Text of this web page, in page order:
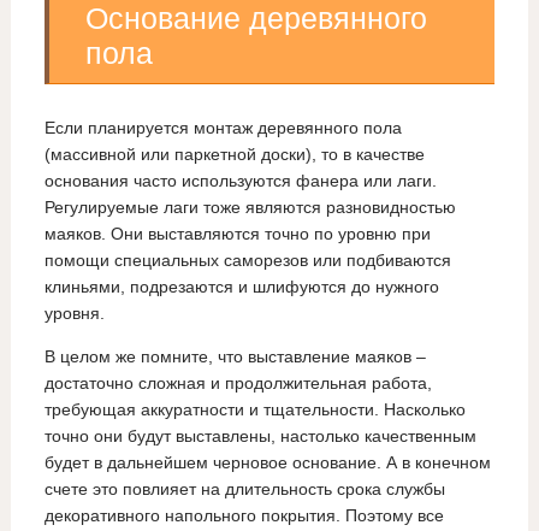
Основание деревянного
пола
Если планируется монтаж деревянного пола
(массивной или паркетной доски), то в качестве
основания часто используются фанера или лаги.
Регулируемые лаги тоже являются разновидностью
маяков. Они выставляются точно по уровню при
помощи специальных саморезов или подбиваются
клиньями, подрезаются и шлифуются до нужного
уровня.
В целом же помните, что выставление маяков –
достаточно сложная и продолжительная работа,
требующая аккуратности и тщательности. Насколько
точно они будут выставлены, настолько качественным
будет в дальнейшем черновое основание. А в конечном
счете это повлияет на длительность срока службы
декоративного напольного покрытия. Поэтому все